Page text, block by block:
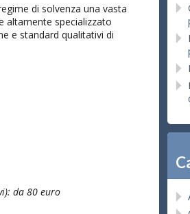
di solvenza una vasta
altamente specializzato
e standard qualitativi di
da 80 euro